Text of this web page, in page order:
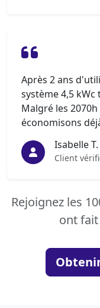
Après 2 ans
système 4,5
Malgré les
économisons
Isabelle T.
Client
Rejoignez les
ont